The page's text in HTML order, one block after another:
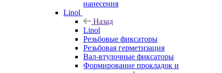
нанесения
Linol
Назад
Linol
Резьбовые фиксаторы
Резьбовая герметизация
Вал-втулочные фиксаторы
Формирование прокладок и